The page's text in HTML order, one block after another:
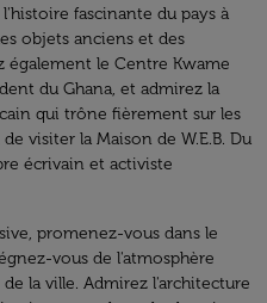
fascinante du pays à
objets anciens et des
également le Centre Kwame
du Ghana, et admirez la
qui trône fièrement sur les
visiter la Maison de W.E.B. Du
écrivain et activiste
promenez-vous dans le
vous de l'atmosphère
la ville. Admirez l'architecture